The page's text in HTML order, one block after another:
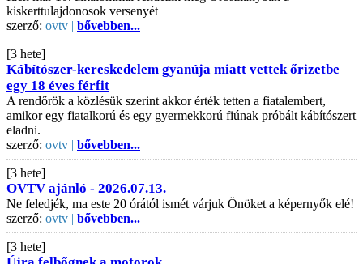
kiskerttulajdonosok versenyét
szerző: ovtv | bővebben...
[3 hete]
Kábítószer-kereskedelem gyanúja miatt vettek őrizetbe
egy 18 éves férfit
A rendőrök a közlésük szerint akkor érték tetten a fiatalembert,
amikor egy fiatalkorú és egy gyermekkorú fiúnak próbált kábítószert
eladni.
szerző: ovtv | bővebben...
[3 hete]
OVTV ajánló - 2026.07.13.
Ne feledjék, ma este 20 órától ismét várjuk Önöket a képernyők elé!
szerző: ovtv | bővebben...
[3 hete]